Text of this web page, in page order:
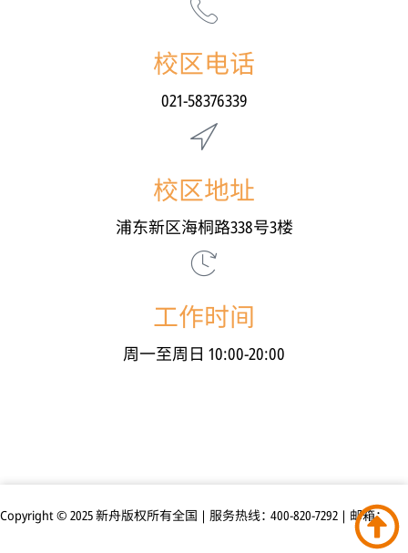
校区电话
021-58376339
校区地址
浦东新区海桐路338号3楼
工作时间
周一至周日 10:00-20:00
Copyright © 2025 新舟版权所有全国 | 服务热线：400-820-7292 | 邮箱：